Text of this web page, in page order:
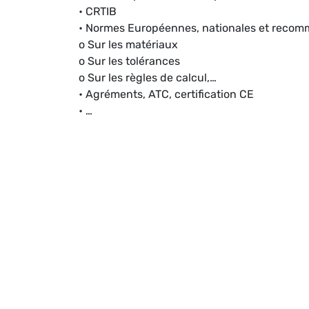
• CRTIB
• Normes Européennes, nationales et
o Sur les matériaux
o Sur les tolérances
o Sur les règles de calcul,…
• Agréments, ATC, certification CE
• …